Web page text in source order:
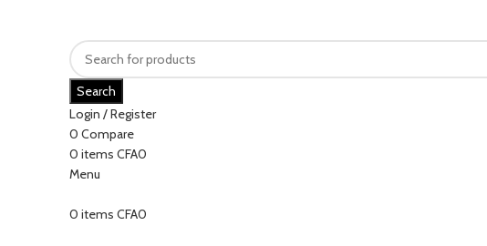
Search
Login / Register
0 Compare
0 items CFA0
Menu
0 items CFA0